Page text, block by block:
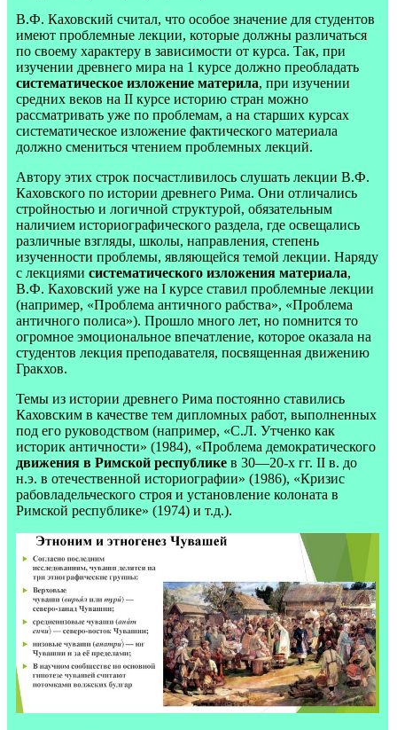
В.Ф. Каховский считал, что особое значение для студентов
имеют проблемные лекции, которые должны различаться
по своему характеру в зависимости от курса. Так, при
изучении древнего мира на 1 курсе должно преобладать
систематическое изложение материла, при изучении
средних веков на II курсе историю стран можно
рассматривать уже по проблемам, а на старших курсах
систематическое изложение фактического материала
должно смениться чтением проблемных лекций.
Автору этих строк посчастливилось слушать лекции В.Ф.
Каховского по истории древнего Рима. Они отличались
стройностью и логичной структурой, обязательным
наличием историографического раздела, где освещались
различные взгляды, школы, направления, степень
изученности проблемы, являющейся темой лекции. Наряду
с лекциями систематического изложения материала,
В.Ф. Каховский уже на I курсе ставил проблемные лекции
(например, «Проблема античного рабства», «Проблема
античного полиса»). Прошло много лет, но помнится то
огромное эмоциональное впечатление, которое оказала на
студентов лекция преподавателя, посвященная движению
Гракхов.
Темы из истории древнего Рима постоянно ставились
Каховским в качестве тем дипломных работ, выполненных
под его руководством (например, «С.Л. Утченко как
историк античности» (1984), «Проблема демократического
движения в Римской республике в 30—20-х гг. II в. до
н.э. в отечественной историографии» (1986), «Кризис
рабовладельческого строя и установление колоната в
Римской республике» (1974) и т.д.).